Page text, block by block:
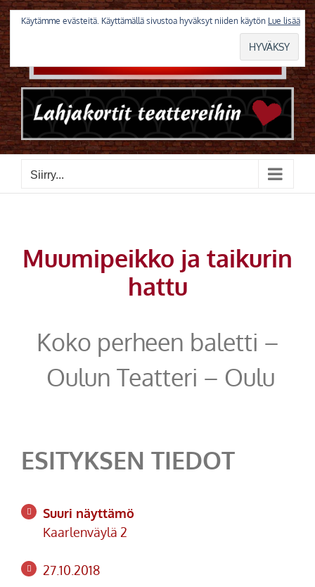
Skip
to
content
Siirry...
Muumipeikko ja taikurin
hattu
Koko perheen baletti –
Oulun Teatteri – Oulu
ESITYKSEN TIEDOT
Suuri näyttämö
Kaarlenväylä 2
27.10.2018
Käytämme evästeitä. Käyttämällä sivustoa hyväksyt niiden käytön Lue lisää